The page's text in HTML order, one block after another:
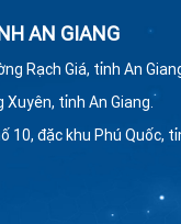
AN GIANG
Rạch Giá, tỉnh An
Xuyên, tỉnh An Giang.
10, đặc khu Phú Quốc,